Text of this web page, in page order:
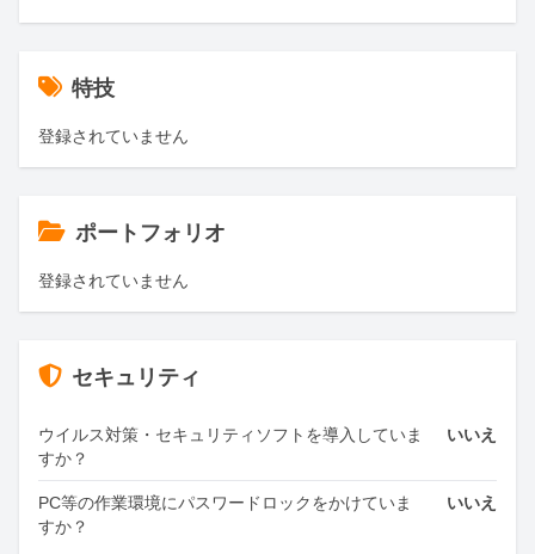
特技
登録されていません
ポートフォリオ
登録されていません
セキュリティ
ウイルス対策・セキュリティソフトを導入していま
すか？
いいえ
PC等の作業環境にパスワードロックをかけていま
すか？
いいえ